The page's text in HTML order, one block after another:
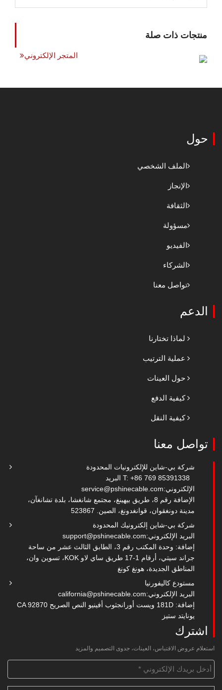
منتجات ذات صلة
المتجر الإلكتروني
حول
الملف الشخصي
الإنجاز
الثقافة
مسؤولة
الفيديو
الشركاء
تواصل معنا
الدعم
لماذا تختارنا
عملية الترتيب
حول العينات
كيفية الدفع
كيفية النقل
تواصل معنا
شركة بي-شاين للإلكترونيات المحدودة
T: +86 769 85391338 البريد
الإلكتروني:service@pshinecable.com
الإضافة رقم 8، طريق بيهينغ، مجتمع شانغشا، بلدة تشانغآن،
مدينة دونغقوان، قوانغدونغ، الصين. 523867
شركة بي-شاين إلكترونيك المحدودة
البريد الإلكتروني:support@pshinecable.com
إضافة: وحدة المكتب رقم 3، الطابق الثالث عشر من ساحة
جراند سيتي، أرقام 1-17 طريق ساي لاو KOK، تسوين وان،
المناطق الجديدة، هونغ كونغ
مستودع كاليفورنيا
البريد الإلكتروني:california@pshinecable.com
إضافة: 181D ويست أورانجثوب أفينيو النص الصريح CA 92870
يونايتد ستيز
اشترك
استعلام عروض الاقتباس، العينات، جدوى التصميم والمزيد